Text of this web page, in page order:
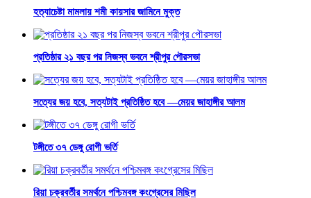
হত্যাচেষ্টা মামলায় শমী কায়সার জামিনে মুক্ত
প্রতিষ্ঠার ২১ বছর পর নিজস্ব ভবনে শ্রীপুর পৌরসভা
সত্যের জয় হবে, সত্যটাই প্রতিষ্ঠিত হবে —মেয়র জাহাঙ্গীর আলম
টঙ্গীতে ৩৭ ডেঙ্গু রোগী ভর্তি
রিয়া চক্রবর্তীর সমর্থনে পশ্চিমবঙ্গ কংগ্রেসের মিছিল